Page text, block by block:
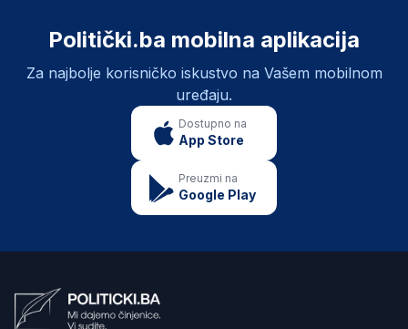
Politički.ba mobilna aplikacija
Za najbolje korisničko iskustvo na Vašem mobilnom
uređaju.
Dostupno na
App Store
Preuzmi na
Google Play